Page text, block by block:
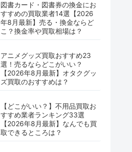
図書カード・図書券の換金にお
すすめの買取業者14選【2026
年8月最新】売る・換金ならど
こ？換金率や買取相場は？
アニメグッズ買取おすすめ23
選！売るならどこがいい？
【2026年8月最新】オタクグッ
ズ買取のおすすめは？
【どこがいい？】不用品買取お
すすめ業者ランキング33選
【2026年8月最新】なんでも買
取できるところは？